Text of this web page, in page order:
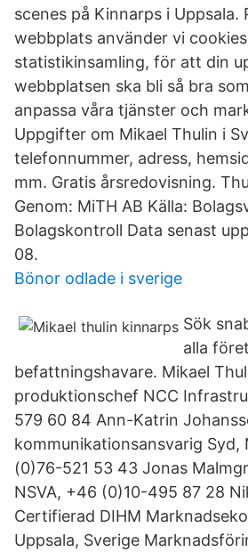
scenes på Kinnarps i Uppsala.
webbplats använder vi
statistikinsamling, för att din
webbplatsen ska bli så bra
anpassa våra tjänster och
Uppgifter om Mikael Thulin i
telefonnummer, adress,
mm. Gratis årsredovisning.
Genom: MiTH AB Källa:
Bolagskontroll Data senast
08.
Bönor odlade i sverige
Sök
alla
befattningshavare. Mikael
produktionschef NCC
579 60 84 Ann-Katrin
kommunikationsansvarig Syd,
(0)76-521 53 43 Jonas
NSVA, +46 (0)10-495 87 28
Certifierad DIHM
Uppsala, Sverige